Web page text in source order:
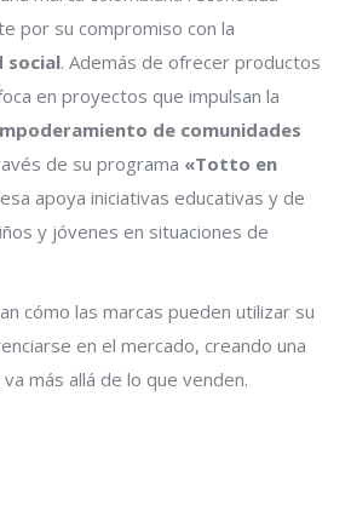
por su compromiso con la
social. Además de ofrecer productos
en proyectos que impulsan la
de comunidades
de su programa «Totto en
apoya iniciativas educativas y de
y jóvenes en situaciones de
cómo las marcas pueden utilizar su
en el mercado, creando una
más allá de lo que venden.